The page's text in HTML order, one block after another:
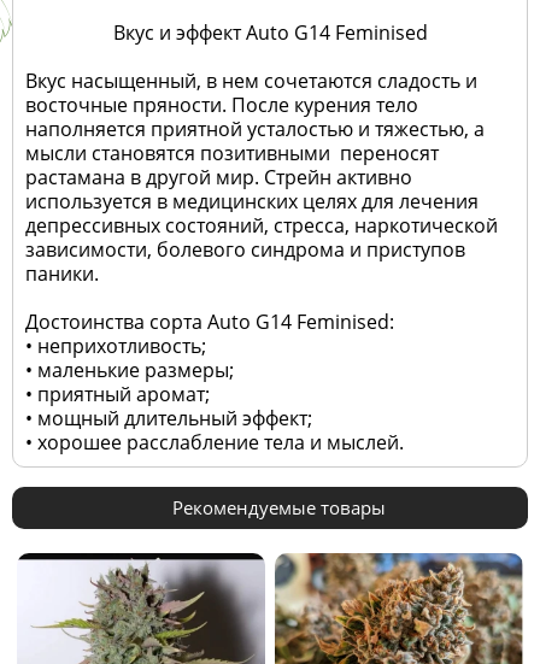
Вкус и эффект Auto G14 Feminised
Вкус насыщенный, в нем сочетаются сладость и
восточные пряности. После курения тело
наполняется приятной усталостью и тяжестью, а
мысли становятся позитивными переносят
растамана в другой мир. Стрейн активно
используется в медицинских целях для лечения
депрессивных состояний, стресса, наркотической
зависимости, болевого синдрома и приступов
паники.
Достоинства сорта Auto G14 Feminised:
• неприхотливость;
• маленькие размеры;
• приятный аромат;
• мощный длительный эффект;
• хорошее расслабление тела и мыслей.
Рекомендуемые товары